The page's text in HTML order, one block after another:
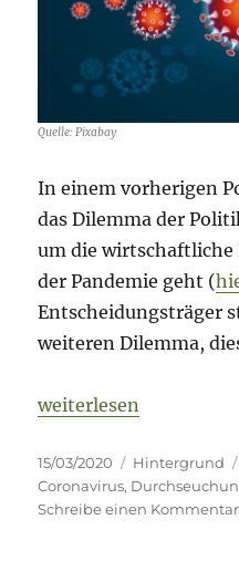
Quelle: Pixabay
In einem vorherigen
das Dilemma der
um die
der Pandemie geht (
Entscheidungsträger
weiteren Dilemma,
„Coronavirus –
weiterlesen
Veröffentlicht
am
15/03/2020 Kategorien
Hintergrund
Coronavirus,
Schreibe einen Kommentar